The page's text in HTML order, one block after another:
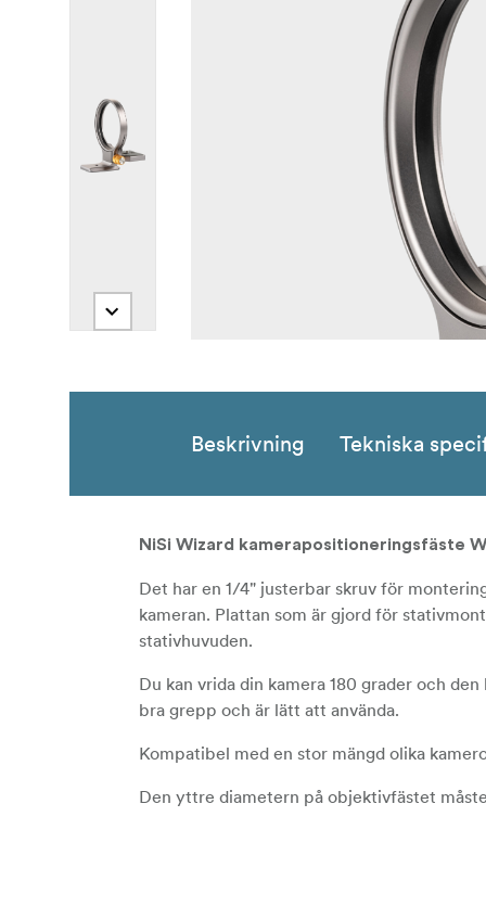
Beskrivning Tekniska
NiSi Wizard kamerapositioneringsfäste
Det har en 1/4" justerbar skruv för
kameran. Plattan som är gjord för
stativhuvuden.
Du kan vrida din kamera 180 grader och
bra grepp och är lätt att använda.
Kompatibel med en stor mängd olika
Den yttre diametern på objektivfästet